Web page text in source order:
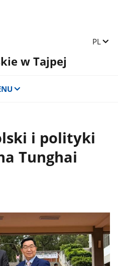
Zmień
PL
w Tajpej
i polityki
Tunghai